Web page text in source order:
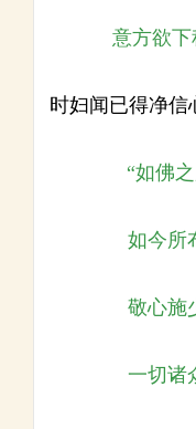
意方欲下
时妇闻已得净信
“如佛
如今所
敬心施
一切诸